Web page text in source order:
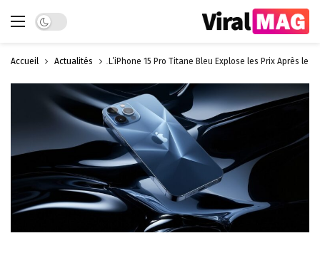
Dark mode
Accueil Actualités L’iPhone 15 Pro Titane Bleu Explose les Prix Après le